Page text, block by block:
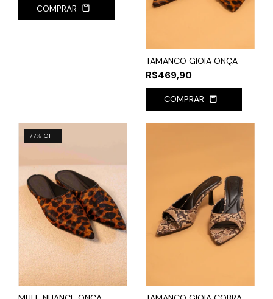
COMPRAR
TAMANCO GIOIA ONÇA
R$469,90
COMPRAR
77% OFF